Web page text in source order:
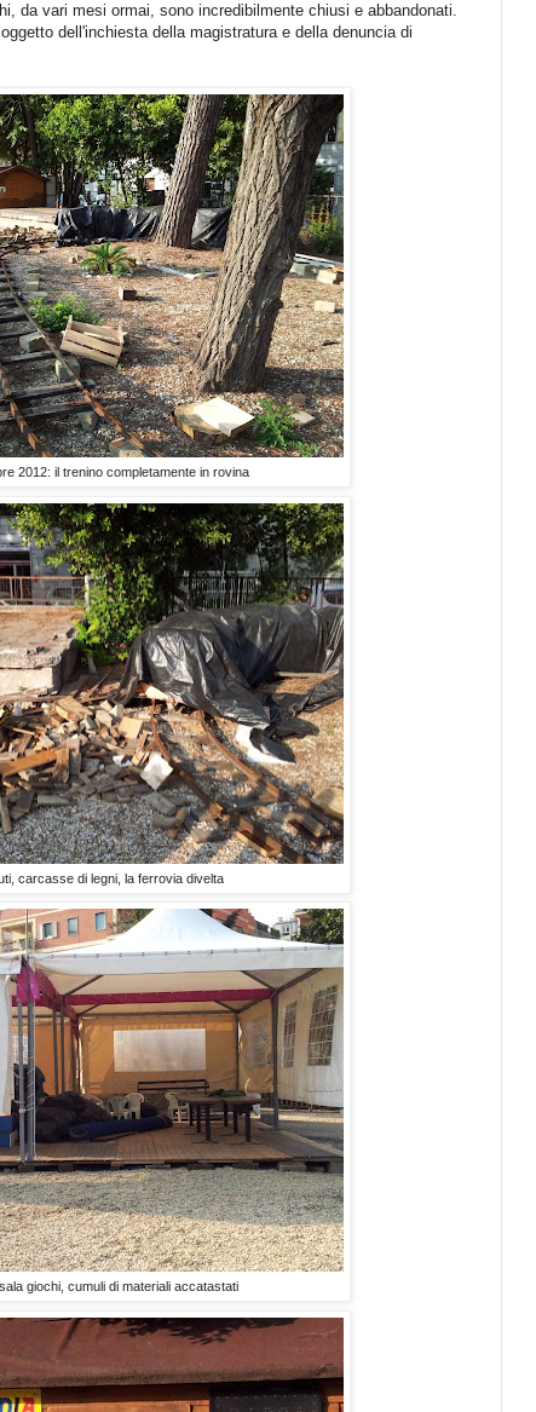
da vari mesi ormai, sono incredibilmente chiusi e abbandonati.
dell'inchiesta della magistratura e della denuncia di
2012: il trenino completamente in rovina
carcasse di legni, la ferrovia divelta
giochi, cumuli di materiali accatastati